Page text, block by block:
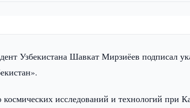
Узбекистана Шавкат Мирзиёев подписал
исследований и технологий при